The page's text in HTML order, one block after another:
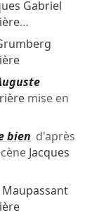
Gabriel
…
mise en
bien d'après
Jacques
Maupassant